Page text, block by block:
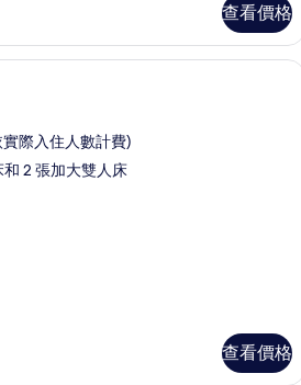
查看價格
籃/嬰兒床 普通別墅 | 高級寢具、客房內保
際入住人數計費)
和 2 張加大雙人床
查看價格